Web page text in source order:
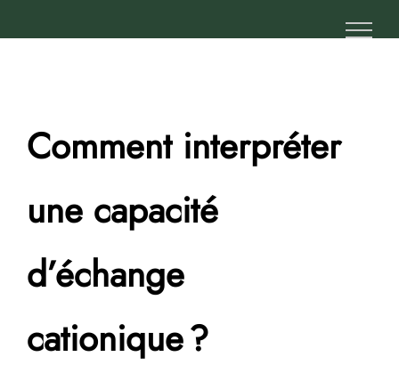
Comment interpréter
une capacité
d’échange
cationique ?